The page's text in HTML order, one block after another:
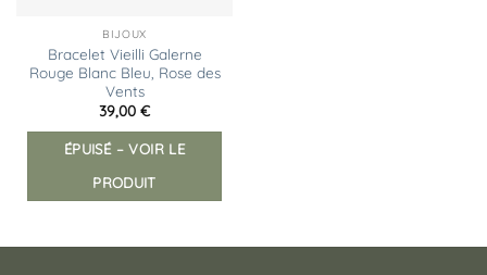
BIJOUX
Bracelet Vieilli Galerne
Rouge Blanc Bleu, Rose des
Vents
39,00 €
ÉPUISÉ – VOIR LE
PRODUIT